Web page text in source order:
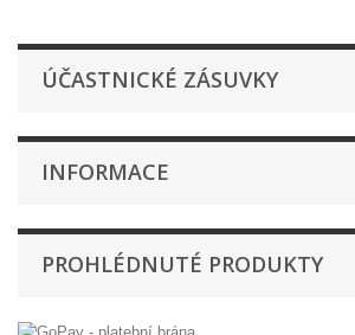
ÚČASTNICKÉ ZÁSUVKY
INFORMACE
PROHLÉDNUTÉ PRODUKTY